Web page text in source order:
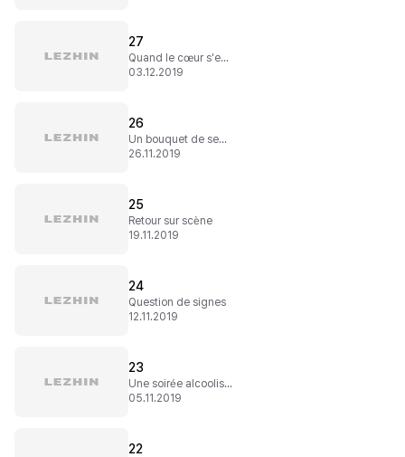
27
Quand le cœur s'emballe !
03.12.2019
26
Un bouquet de sentiments
26.11.2019
25
Retour sur scène
19.11.2019
24
Question de signes
12.11.2019
23
Une soirée alcoolisée
05.11.2019
22